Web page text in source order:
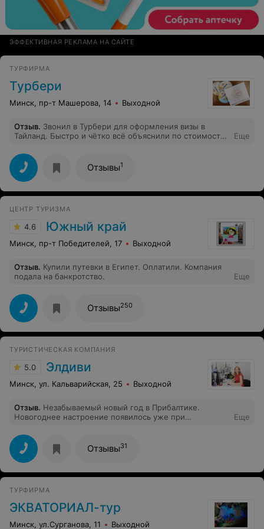
ЭФФЕКТИВНАЯ РЕКЛАМА НА САЙТЕ
ТУРФИРМА
Турбери
Минск, пр-т Машерова, 14 Выходной
Отзыв. Звонил в Турбери для оформления визы в
Тайланд. Быстро и чётко всё объяснили по стоимости
сделали небольшую скидкуи.
Еще
Отзывы1
ЦЕНТР ТУРИЗМА
4.6 Южный край
Минск, пр-т Победителей, 17 Выходной
Отзыв. Купили путевки в Египет. Оплатили. Компания
подала на банкротство.
Еще
Отзывы250
ТУРИСТИЧЕСКАЯ КОМПАНИЯ
5.0 Элдиви
Минск, ул. Кальварийская, 25 Выходной
Отзыв. Незабываемый новый год в Прибалтике.
Новогоднее настроение появилось уже при
приветливый персонал и чудесная атмосфера
предвещала незабываемое путешествие, которое
таким и оказалось! Путешествие на лучших паромах
полностью оправдало своё название. Рига-Стокгольм-
Хельсинки-Таллин все города незабываемы и
экскурсоводами, которые сопровождали нас на
протяжении всего тура! Отлично подобранная
экскурсионная и развлекательная программа,
интересно в этом туре будет человеку любого
Еще
Отзывы31
ТУРФИРМА
ЭКВАТОРИАЛ-тур
Минск, ул.Сурганова, 11 Выходной